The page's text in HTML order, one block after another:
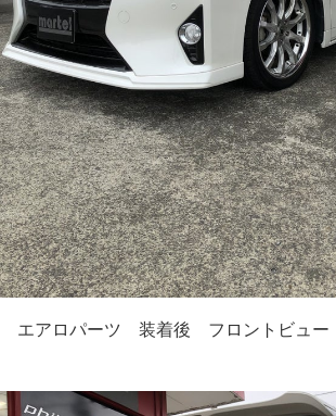
エアロパーツ 装着後 フロントビュー